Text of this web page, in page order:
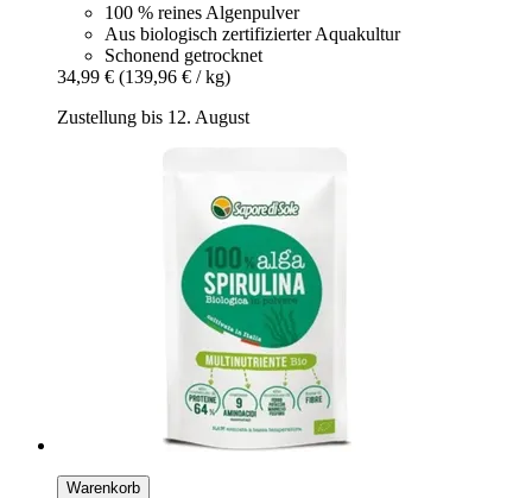
100 % reines Algenpulver
Aus biologisch zertifizierter Aquakultur
Schonend getrocknet
34,99 € (139,96 € / kg)
Zustellung bis 12. August
Warenkorb